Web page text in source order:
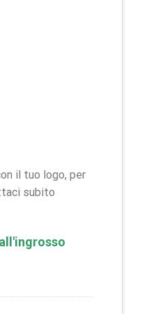
il tuo logo, per
subito